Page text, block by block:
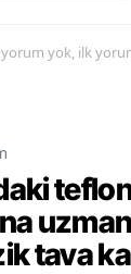
yok, ilk
tava